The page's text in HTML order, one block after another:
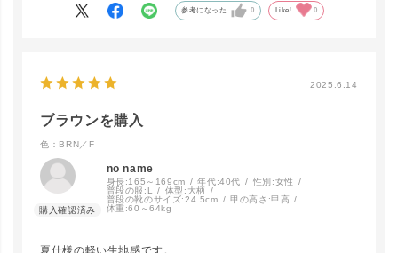
参考になった 0 Like! 0
2025.6.14
ブラウンを購入
色：BRN／F
no name
身長:165～169cm 年代:40代 性別:女性
普段の服: L 体型: 大柄
普段の靴のサイズ:24.5cm 甲の高さ:甲高
体重:60～64kg
夏仕様の軽い生地感です。